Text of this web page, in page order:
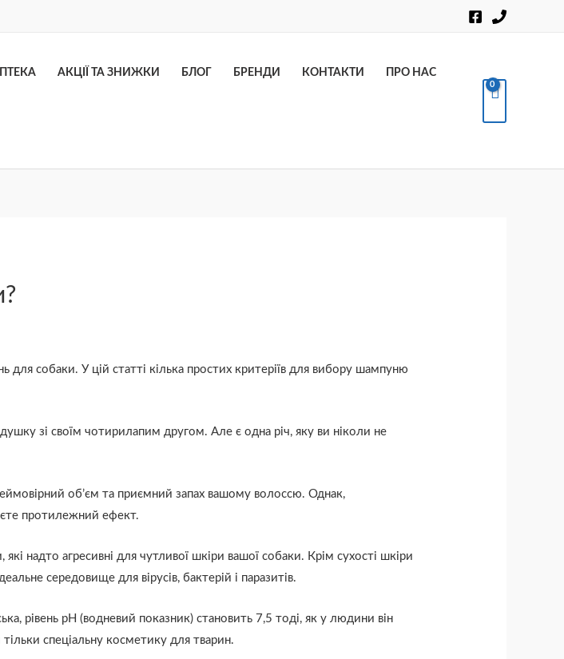
АКЦІЇ ТА ЗНИЖКИ БЛОГ БРЕНДИ КОНТАКТИ ПРО НАС
собаки. У цій статті кілька простих критеріїв для вибору шампуню
зі своїм чотирилапим другом. Але є одна річ, яку ви ніколи не
об’єм та приємний запах вашому волоссю. Однак,
протилежний ефект.
надто агресивні для чутливої шкіри вашої собаки. Крім сухості шкіри
середовище для вірусів, бактерій і паразитів.
рівень рН (водневий показник) становить 7,5 тоді, як у людини він
спеціальну косметику для тварин.